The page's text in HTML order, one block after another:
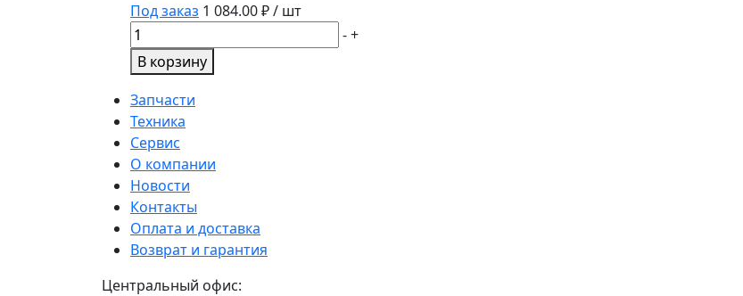
Под заказ 1 084.00₽ / шт
Количество
товара
КЛЮЧ
СТУПИЧНЫЙ
ШТАМПОВАННЫЙ
ВОСЬМИГРАННЫЙ
55
ММ,
ШИПЫ
-+
В корзину
Запчасти
Техника
Сервис
О компании
Новости
Контакты
Оплата и доставка
Возврат и гарантия
Центральный офис: